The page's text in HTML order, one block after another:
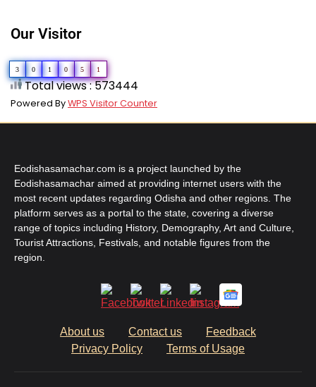
Our Visitor
3 0 1 0 5 1
Total views : 573444
Powered ByWPS Visitor Counter
Eodishasamachar.com is a project launched by the
Eodishasamachar aimed at providing internet users with the
most recent updates regarding Odisha and other regions. The
platform serves as a portal to the state, covering a diverse
range of topics including History, Demography, Art and Culture,
Tourist Attractions, Festivals, and notable figures from the
region.
About us Contact us
Feedback
Privacy Policy
Terms of Usage